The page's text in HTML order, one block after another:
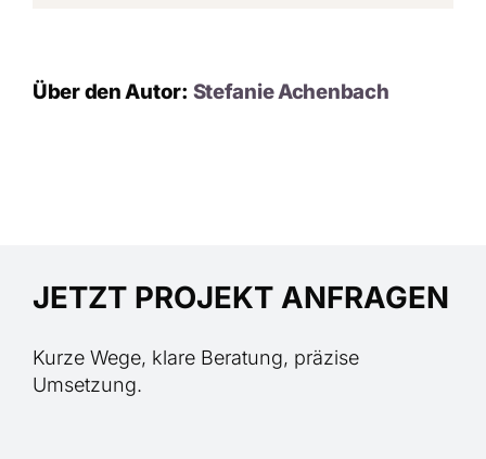
Über den Autor: Stefanie Achenbach
JETZT PROJEKT ANFRAGEN
Kurze Wege, klare Beratung, präzise
Umsetzung.